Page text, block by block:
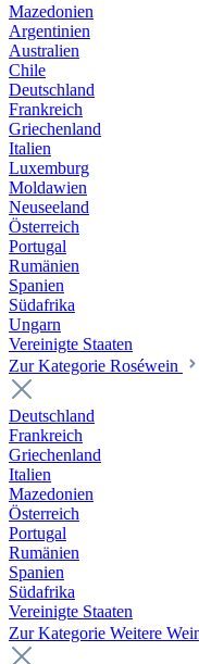
Mazedonien
Argentinien
Australien
Chile
Deutschland
Frankreich
Griechenland
Italien
Luxemburg
Moldawien
Neuseeland
Österreich
Portugal
Rumänien
Spanien
Südafrika
Ungarn
Vereinigte Staaten
Zur Kategorie Roséwein
Deutschland
Frankreich
Griechenland
Italien
Mazedonien
Österreich
Portugal
Rumänien
Spanien
Südafrika
Vereinigte Staaten
Zur Kategorie Weitere